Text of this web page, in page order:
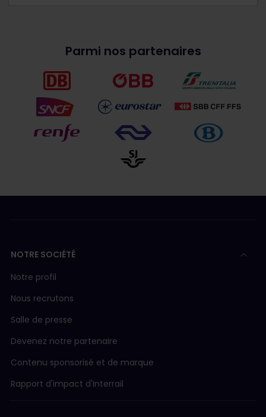
Parmi nos partenaires
NOTRE SOCIÉTÉ
Notre profil
Nous recrutons
Salle de presse
Devenez notre partenaire
Contenu sponsorisé et de marque
Rapport d'impact d'Interrail